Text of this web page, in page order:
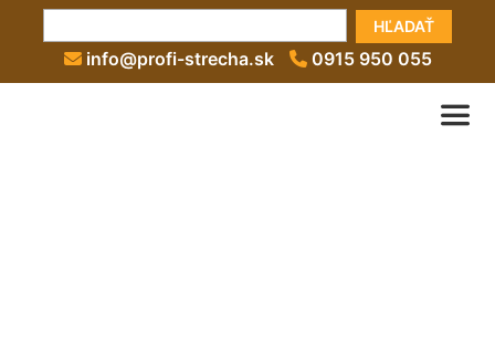
HĽADAŤ
info@profi-strecha.sk 0915 950 055